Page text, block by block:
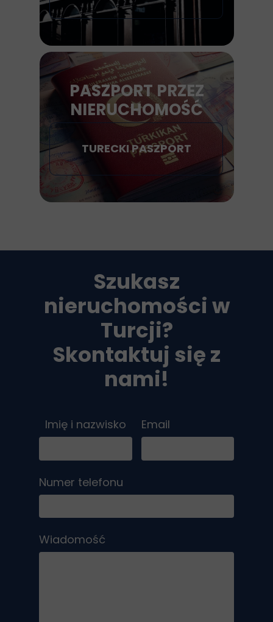
PASZPORT PRZEZ
NIERUCHOMOŚĆ
TURECKI PASZPORT
Szukasz
nieruchomości w
Turcji?
Skontaktuj się z
nami!
Imię i nazwisko Email
Numer telefonu
Wiadomość